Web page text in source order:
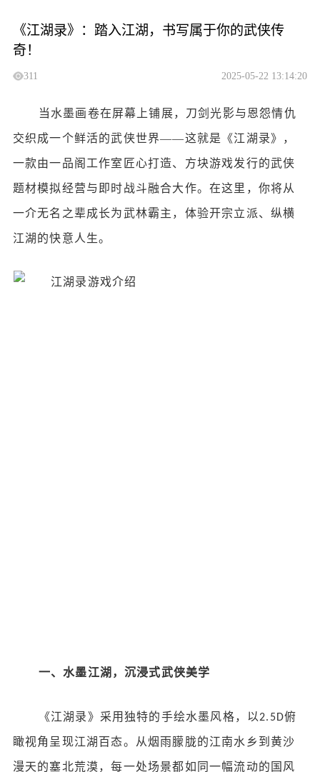
《江湖录》：踏入江湖，书写属于你的武侠传
奇！
311 2025-05-22 13:14:20
当水墨画卷在屏幕上铺展，刀剑光影与恩怨情仇
交织成一个鲜活的武侠世界——这就是《江湖录》，
一款由一品阁工作室匠心打造、方块游戏发行的武侠
题材模拟经营与即时战斗融合大作。在这里，你将从
一介无名之辈成长为武林霸主，体验开宗立派、纵横
江湖的快意人生。
一、水墨江湖，沉浸式武侠美学
《江湖录》采用独特的手绘水墨风格，以 2.5D俯
瞰视角呈现江湖百态。从烟雨朦胧的江南水乡到黄沙
漫天的塞北荒漠，每一处场景都如同一幅流动的国风